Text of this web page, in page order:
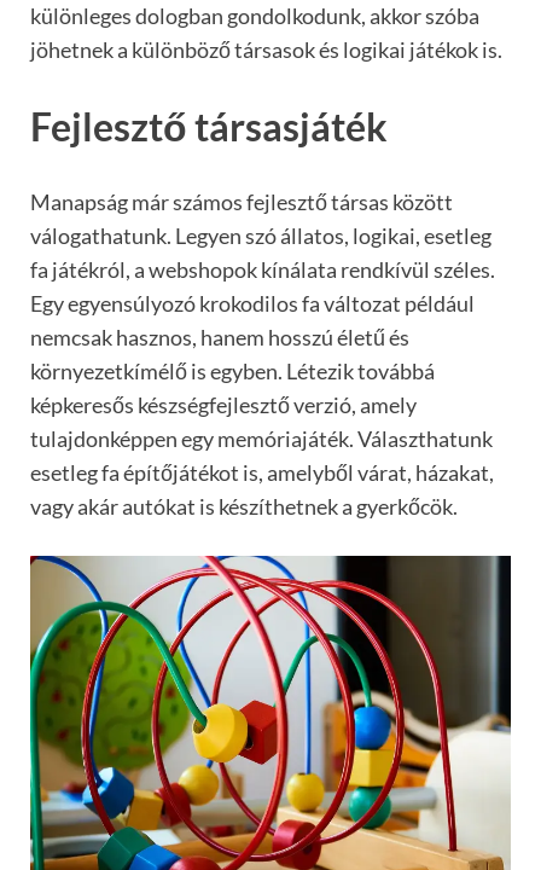
különleges dologban gondolkodunk, akkor szóba
jöhetnek a különböző társasok és logikai játékok is.
Fejlesztő társasjáték
Manapság már számos fejlesztő társas között
válogathatunk. Legyen szó állatos, logikai, esetleg
fa játékról, a webshopok kínálata rendkívül széles.
Egy egyensúlyozó krokodilos fa változat például
nemcsak hasznos, hanem hosszú életű és
környezetkímélő is egyben. Létezik továbbá
képkeresős készségfejlesztő verzió, amely
tulajdonképpen egy memóriajáték. Választhatunk
esetleg fa építőjátékot is, amelyből várat, házakat,
vagy akár autókat is készíthetnek a gyerkőcök.